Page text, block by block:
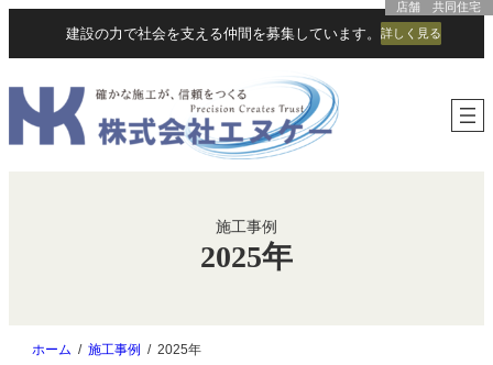
を
プ
建設の力で社会を支える仲間を募集しています。 詳しく見る
施工事例
2025年
ホーム 施工事例 2025年
共同住宅
店舗・オフィス
共同住宅
共同住宅
共同住宅
共同住宅